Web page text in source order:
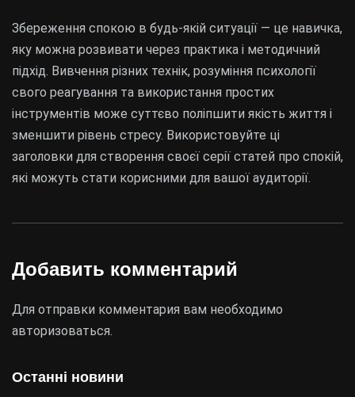
Останні новини
Збереження спокою в будь-якій ситуації — це навичка,
яку можна розвивати через практика і методичний
підхід. Вивчення різних технік, розуміння психології
свого реагування та використання простих
інструментів може суттєво поліпшити якість життя і
зменшити рівень стресу. Використовуйте ці
заголовки для створення своєї серії статей про спокій,
які можуть стати корисними для вашої аудиторії.
Добавить комментарий
Для отправки комментария вам необходимо
авторизоваться.